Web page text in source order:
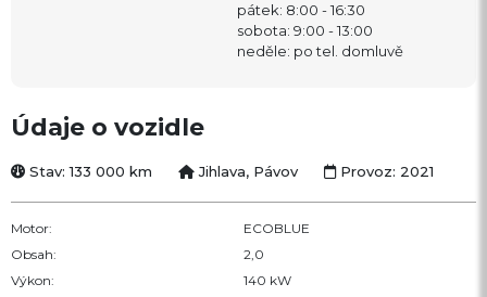
pátek: 8:00 - 16:30
sobota: 9:00 - 13:00
neděle: po tel. domluvě
Údaje o vozidle
Stav: 133 000 km Jihlava, Pávov Provoz: 2021
Motor:
ECOBLUE
Obsah:
2,0
Výkon:
140 kW